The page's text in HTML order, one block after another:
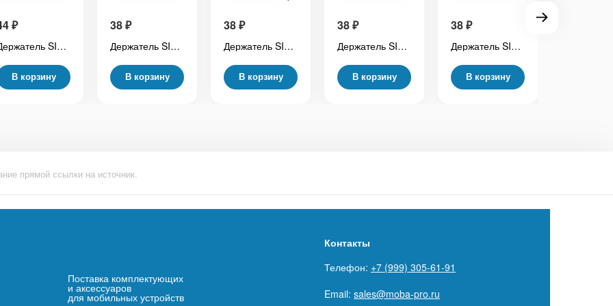
₽
Держатель SIM для Xiaomi Redmi 10C (220333QNY0) Серый
В корзину
38₽
Держатель SIM для Xiaomi Redmi 10C (220333QNY) Синий
В корзину
38₽
Держатель SIM для Xiaomi Redmi Note 10 Pro 4G (M2101K6G) Черный
В корзину
38₽
Держатель SIM для Xiaomi Redmi Note 11 (2201117TY) Черный
В корзину
38₽
Держатель SIM для Xiaomi Redmi Note 8 Pro (M1906G7T) Зеленый
В корзину
прямой ссылки на источник.
Поставка комплектующих
и аксессуаров
для мобильных устройств
Контакты
Телефон: +7 (999) 305-61-91
Email: sales@moba-pro.ru